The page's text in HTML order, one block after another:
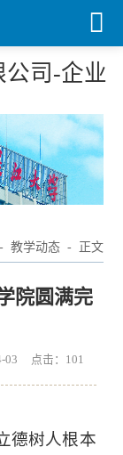
公司-企业
教学动态- 正文
院圆满完
03 点击： 101
德树人根本